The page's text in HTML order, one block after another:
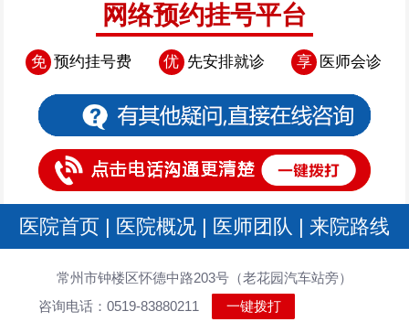
网络预约挂号平台
免 预约挂号费 优 先安排就诊 享 医师会诊
医院首页 | 医院概况 | 医师团队 | 来院路线
常州市钟楼区怀德中路203号（老花园汽车站旁）
咨询电话：0519-83880211
一键拨打